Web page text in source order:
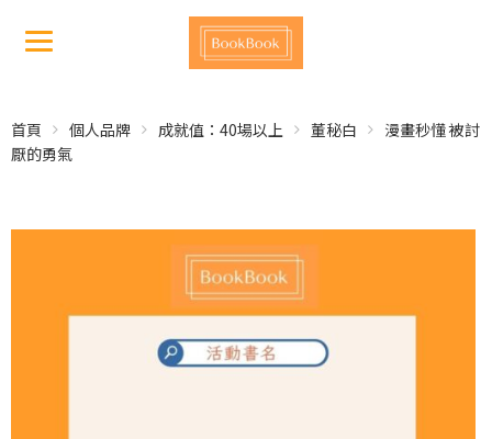
首頁 個人品牌 成就值：40場以上 董秘白
漫畫秒懂 被討
厭的勇氣